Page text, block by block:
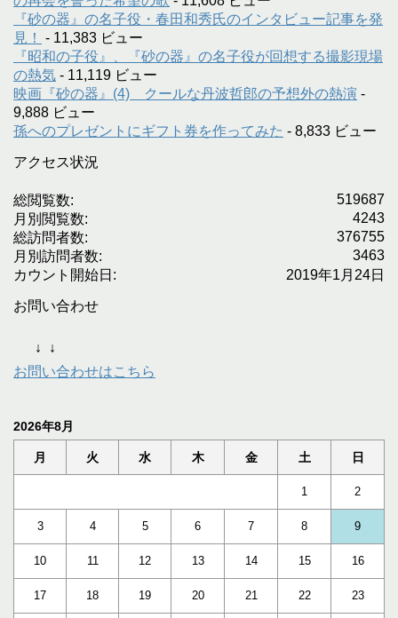
『砂の器』の名子役・春田和秀氏のインタビュー記事を発
見！
- 11,383 ビュー
『昭和の子役』、『砂の器』の名子役が回想する撮影現場
の熱気 - 11,119 ビュー
映画『砂の器』(4) クールな丹波哲郎の予想外の熱演 -
9,888 ビュー
孫へのプレゼントにギフト券を作ってみた - 8,833 ビュー
アクセス状況
519687
総閲覧数:
4243
月別閲覧数:
376755
総訪問者数:
3463
月別訪問者数:
2019年1月24日
カウント開始日:
お問い合わせ
↓
↓
お問い合わせはこちら
2026年8月
月 火 水 木 金 土 日
1 2
3 4 5 6 7 8 9
10 11 12 13 14 15 16
17 18 19 20 21 22 23